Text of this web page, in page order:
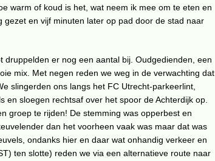
warm of koud is het, wat neem ik mee om te eten en
en vijf minuten later op pad door de stad naar
druppelden er nog een aantal bij. Oudgedienden, een
mix. Met negen reden we weg in de verwachting dat
slingerden ons langs het FC Utrecht-parkeerlint,
sloegen rechtsaf over het spoor de Achterdijk op.
groep te rijden! De stemming was opperbest en
dan het voorheen vaak was maar dat was
ondanks hier en daar wat onhandig verkeer en
ten slotte) reden we via een alternatieve route naar